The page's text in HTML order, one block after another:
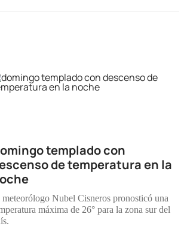
templado con
de temperatura en la
meteorólogo Nubel Cisneros pronosticó una
máxima de 26° para la zona sur del